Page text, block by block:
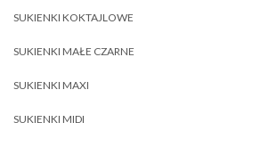
SUKIENKI KOKTAJLOWE
SUKIENKI MAŁE CZARNE
SUKIENKI MAXI
SUKIENKI MIDI